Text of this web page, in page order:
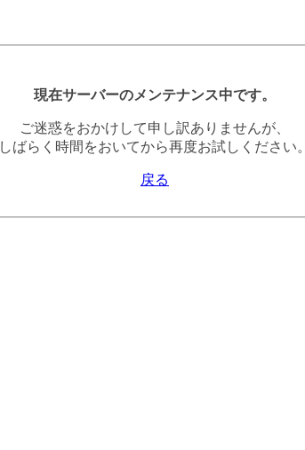
現在サーバーのメンテナンス中です。
ご迷惑をおかけして申し訳ありませんが、
しばらく時間をおいてから再度お試しください。
戻る